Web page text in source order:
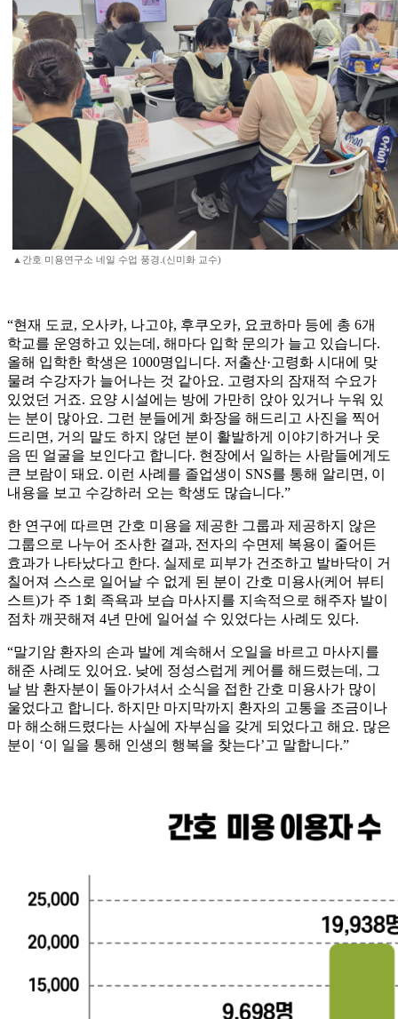
▲간호 미용연구소 네일 수업 풍경.(신미화 교수)
“현재 도쿄, 오사카, 나고야, 후쿠오카, 요코하마 등에 총 6개
학교를 운영하고 있는데, 해마다 입학 문의가 늘고 있습니다.
올해 입학한 학생은 1000명입니다. 저출산·고령화 시대에 맞
물려 수강자가 늘어나는 것 같아요. 고령자의 잠재적 수요가
있었던 거죠. 요양 시설에는 방에 가만히 앉아 있거나 누워 있
는 분이 많아요. 그런 분들에게 화장을 해드리고 사진을 찍어
드리면, 거의 말도 하지 않던 분이 활발하게 이야기하거나 웃
음 띤 얼굴을 보인다고 합니다. 현장에서 일하는 사람들에게도
큰 보람이 돼요. 이런 사례를 졸업생이 SNS를 통해 알리면, 이
내용을 보고 수강하러 오는 학생도 많습니다.”
한 연구에 따르면 간호 미용을 제공한 그룹과 제공하지 않은
그룹으로 나누어 조사한 결과, 전자의 수면제 복용이 줄어든
효과가 나타났다고 한다. 실제로 피부가 건조하고 발바닥이 거
칠어져 스스로 일어날 수 없게 된 분이 간호 미용사(케어 뷰티
스트)가 주 1회 족욕과 보습 마사지를 지속적으로 해주자 발이
점차 깨끗해져 4년 만에 일어설 수 있었다는 사례도 있다.
“말기암 환자의 손과 발에 계속해서 오일을 바르고 마사지를
해준 사례도 있어요. 낮에 정성스럽게 케어를 해드렸는데, 그
날 밤 환자분이 돌아가셔서 소식을 접한 간호 미용사가 많이
울었다고 합니다. 하지만 마지막까지 환자의 고통을 조금이나
마 해소해드렸다는 사실에 자부심을 갖게 되었다고 해요. 많은
분이 ‘이 일을 통해 인생의 행복을 찾는다’고 말합니다.”